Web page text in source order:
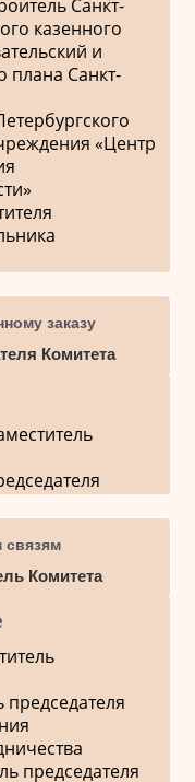
Санкт-
казенного
и
плана Санкт-
«Центр
заказу
Комитета
связям
Комитета
председателя
председателя